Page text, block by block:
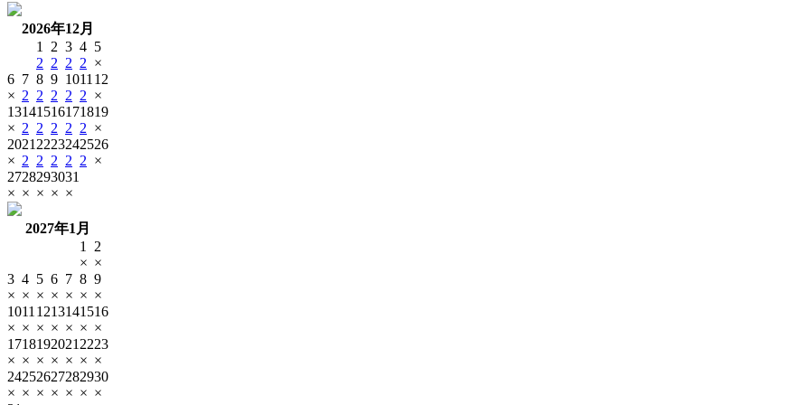
2026年12月
1
2
2
2
3
2
4
2
5
×
6
×
7
2
8
2
9
2
10
2
11
2
12
×
13
×
14
2
15
2
16
2
17
2
18
2
19
×
20
×
21
2
22
2
23
2
24
2
25
2
26
×
27
×
28
×
29
×
30
×
31
×
2027年1月
1
×
2
×
3
×
4
×
5
×
6
×
7
×
8
×
9
×
10
×
11
×
12
×
13
×
14
×
15
×
16
×
17
×
18
×
19
×
20
×
21
×
22
×
23
×
24
×
25
×
26
×
27
×
28
×
29
×
30
×